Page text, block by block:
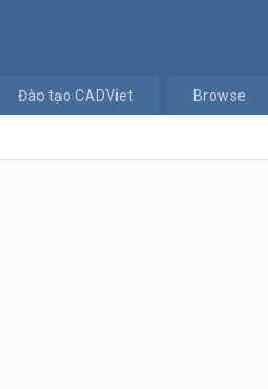
Đào tạo CADViet Browse